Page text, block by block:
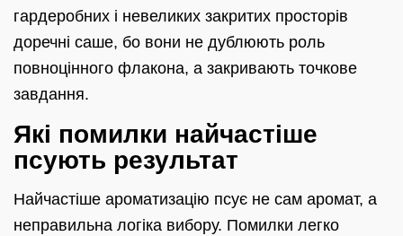
гардеробних і невеликих закритих просторів
доречні саше, бо вони не дублюють роль
повноцінного флакона, а закривають точкове
завдання.
Які помилки найчастіше
псують результат
Найчастіше ароматизацію псує не сам аромат, а
неправильна логіка вибору. Помилки легко